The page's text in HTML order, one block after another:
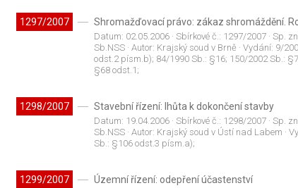
1297/2007 Shromažďovací právo: zákaz shromáždění.
Datum: 02.05.2006· Sbírkové č.: 1297/2007· Sp.
Sb.NSS· Autor: Krajský soud v Brně · Vydání: 9/
odst.2 písm.b); 84/1990 Sb.: §16; 150/2002 Sb.:
§68 odst.1;
1298/2007 Stavební řízení: lhůta k dokončení stavby
Datum: 19.04.2006· Sbírkové č.: 1298/2007· Sp.
Sb.NSS· Autor: Krajský soud v Ústí nad Labem ·
Sb.: §106 odst.3 písm.a);
1299/2007 Územní řízení: odepření účastenství